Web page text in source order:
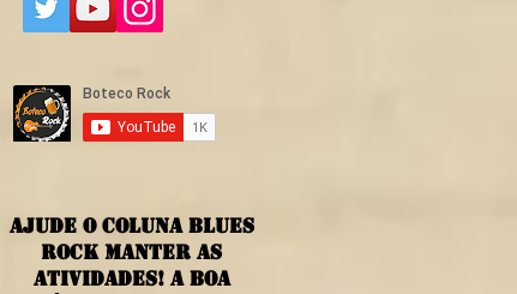
ajude o coluna blues
rock manter as
atividades! a boa